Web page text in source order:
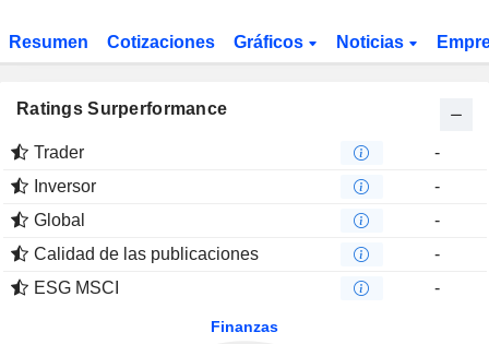
Resumen Cotizaciones Gráficos Noticias
Ratings Surperformance
Trader
-
Inversor
-
Global
-
Calidad de las publicaciones
-
ESG MSCI
-